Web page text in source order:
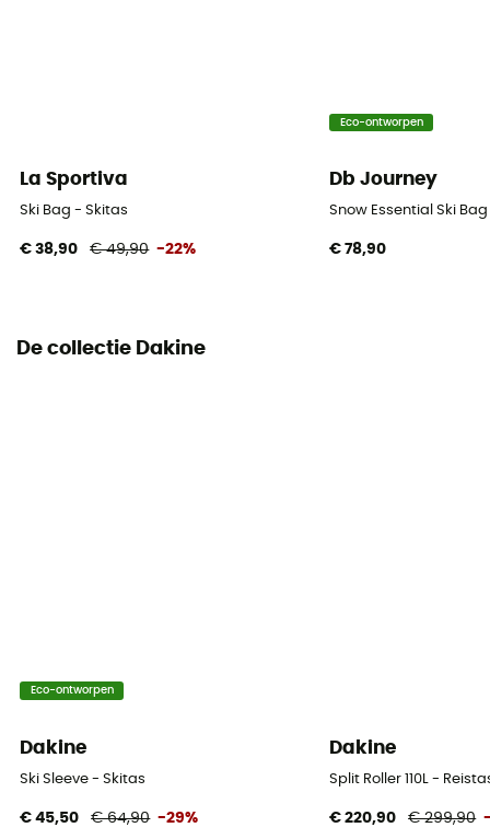
La Sportiva
Ski Bag - Skitas
€ 38,90 € 49,90 -22%
Eco-ontworpen
Db Journey
Snow Essential Ski
€ 78,90
De collectie Dakine
Eco-ontworpen
Dakine
Ski Sleeve - Skitas
€ 45,50 € 64,90 -29%
Dakine
Split Roller 110L -
€ 220,90 € 299,90